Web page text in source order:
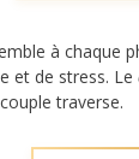
à chaque
et de stress. Le
traverse.